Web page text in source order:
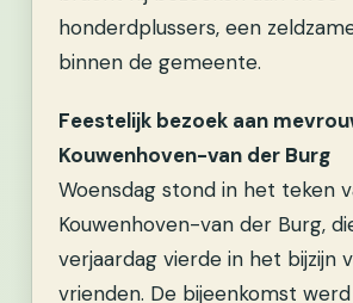
honderdplussers, een
binnen de gemeente.
Feestelijk bezoek aan
Kouwenhoven-van der Burg
Woensdag stond in het teken
Kouwenhoven-van der Burg,
verjaardag vierde in het bijzijn
vrienden. De bijeenkomst